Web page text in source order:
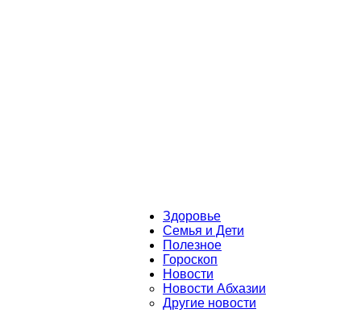
Здоровье
Семья и Дети
Полезное
Гороскоп
Новости
Новости Абхазии
Другие новости